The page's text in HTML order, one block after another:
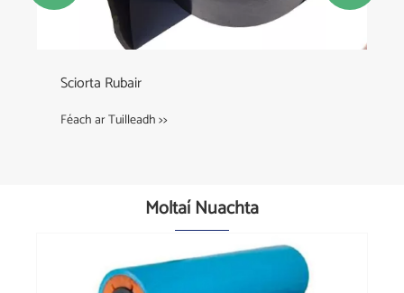
Sciorta Rubair
Féach ar Tuilleadh >>
Moltaí Nuachta